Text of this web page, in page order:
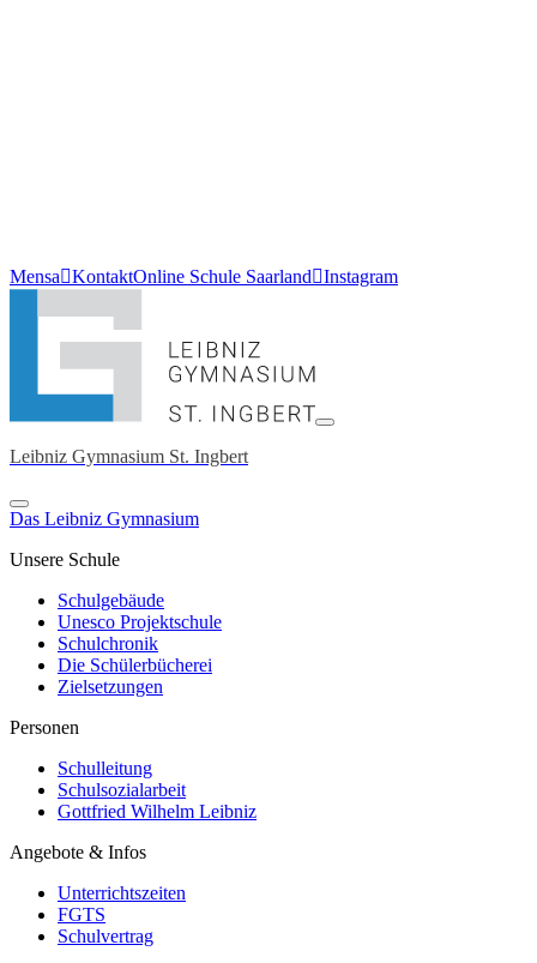
Mensa KontaktOnline Schule Saarland Instagram
Leibniz Gymnasium St. Ingbert
Das Leibniz Gymnasium
Unsere Schule
Schulgebäude
Unesco Projektschule
Schulchronik
Die Schülerbücherei
Zielsetzungen
Personen
Schulleitung
Schulsozialarbeit
Gottfried Wilhelm Leibniz
Angebote & Infos
Unterrichtszeiten
FGTS
Schulvertrag